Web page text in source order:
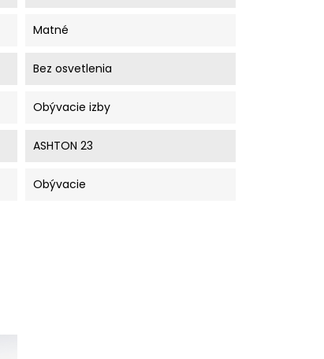
Matné
Bez osvetlenia
Obývacie izby
ASHTON 23
Obývacie